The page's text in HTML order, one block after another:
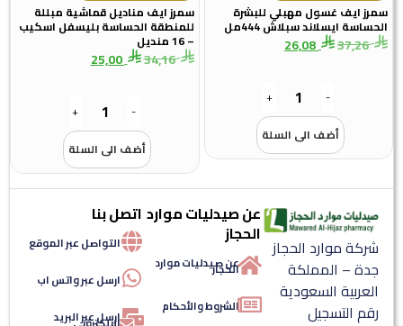
سمرز ايف غسول مهبلي للبشرة
الحساسة ايسلاند سبلاش 444مل
37,26
26,08
-
+
أضف الى السلة
سمرز ايف مناديل قماشية مبللة
للمنطقة الحساسة بليسفل اسكيب
– 16 منديل
34,16
25,00
-
+
أضف الى السلة
شركة موارد الحجاز
جدة – المملكة
العربية السعودية
رقم التسجيل
عن صيدليات موارد
الحجاز
عن صيدليات موارد
الحجاز
الشروط والأحكام
اتصل بنا
التواصل عبر الموقع
ارسل عبر واتس اب
ارسل عبر البريد